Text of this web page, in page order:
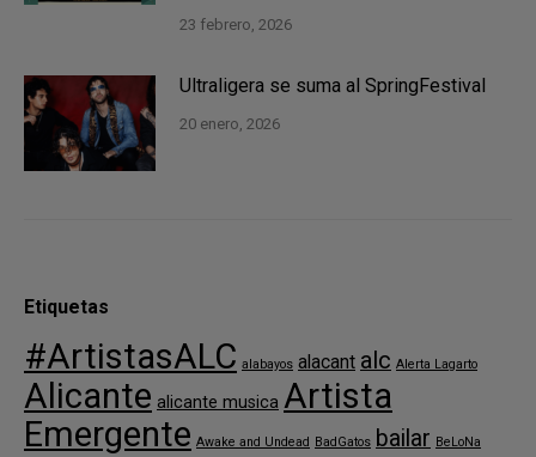
23 febrero, 2026
Ultraligera se suma al SpringFestival
20 enero, 2026
Etiquetas
#ArtistasALC alabayos alacant alc Alerta Lagarto
Alicante alicante musica Artista
Emergente Awake and Undead BadGatos bailar BeLoNa